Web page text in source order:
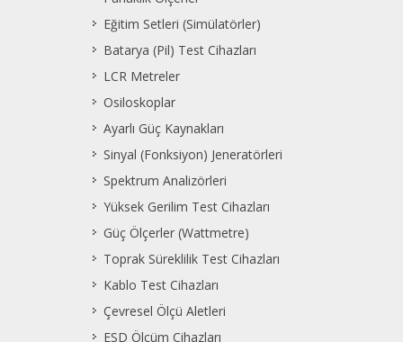
Eğitim Setleri (Simülatörler)
Batarya (Pil) Test Cihazları
LCR Metreler
Osiloskoplar
Ayarlı Güç Kaynakları
Sinyal (Fonksiyon) Jeneratörleri
Spektrum Analizörleri
Yüksek Gerilim Test Cihazları
Güç Ölçerler (Wattmetre)
Toprak Süreklilik Test Cihazları
Kablo Test Cihazları
Çevresel Ölçü Aletleri
ESD Ölçüm Cihazları